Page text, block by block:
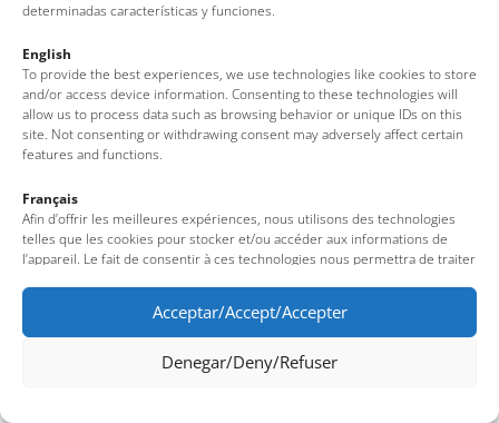
determinadas características y funciones.
English
To provide the best experiences, we use technologies like cookies to store
and/or access device information. Consenting to these technologies will
allow us to process data such as browsing behavior or unique IDs on this
site. Not consenting or withdrawing consent may adversely affect certain
features and functions.
Français
Afin d’offrir les meilleures expériences, nous utilisons des technologies
telles que les cookies pour stocker et/ou accéder aux informations de
l’appareil. Le fait de consentir à ces technologies nous permettra de traiter
uniques sur ce site. Le fait de ne pas consentir ou de retirer son
consentement peut avoir un effet négatif sur certaines fonctionnalités et
caractéristiques du site.
Acceptar/Accept/Accepter
Denegar/Deny/Refuser
(Girona – Costa Brava)
Legal note·Cookies policy·Data protection